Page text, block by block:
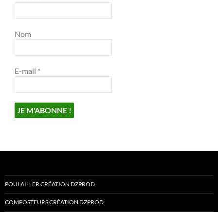
Nom
E-mail *
POULAILLER CRÉATION DZPROD
COMPOSTEURS CRÉATION DZPROD